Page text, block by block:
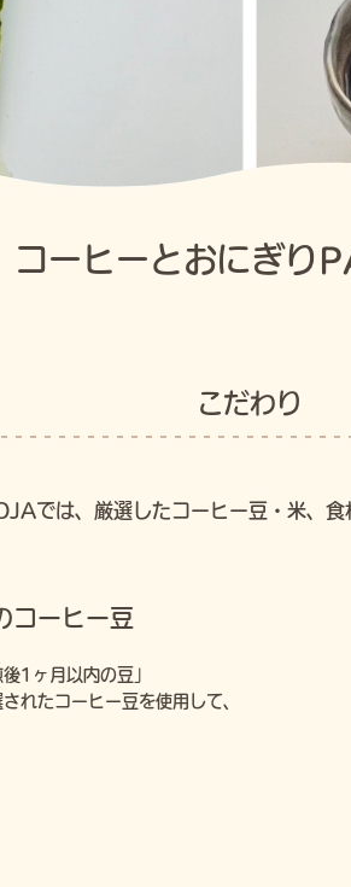
コーヒーとおにぎり
こだわり
では、厳選したコーヒー豆・米、食
コーヒー豆
1ヶ月以内の豆」
れたコーヒー豆を使用して、